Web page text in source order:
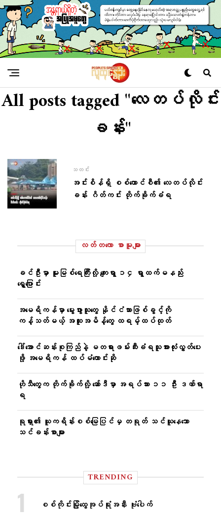
All posts tagged "လေတပ်လိုင်း
ခန်း"
သတင်း
အင်းစိန်ရှိ စစ်ကောင်စီ​၏ လေတပ်လိုင်း
ခန်း ဂိတ်ကင်း တိုက်ခိုက်ခံရ
လတ်တ‌လော စာမူများ
ခင်ဦးမှာ မူးမြစ်ရေကြီးလို့ ကျေးရွာ ၁၄ ရွာထက်မနည်း
ရွှေ့ပြောင်း
အမေရိကန်မှာ မွေးဖွားသူတွေ နိုင်ငံသားဖြစ်ခွင့်ကို
ကန့်သတ်မယ့် အထူးအမိန့်တွေ ထရမ့်ထပ်ထုတ်
ဒေါ်အောင်ဆန်းစုကြည်နဲ့ မတရားဖမ်းဆီးခံရသူအားလုံးလွှတ်ပေး
ဖို့ အမေရိကန် ထပ်မံတောင်းဆို
ဟိုသီတွေက တိုက်ခိုက်လို့ ဆော်ဒီမှာ အရပ်သား ၁၁ ဦး ဒဏ်ရာ
ရ
ရုရှား၏ ယူကရိန်းစစ်မြေပြင်မှ တရုတ် သင်ယူနေသော
သင်ခန်းစာများ
TRENDING
စစ်ကိုင်းမြို့ထွေအုပ်ရုံးအနီး ဗုံးပေါက်